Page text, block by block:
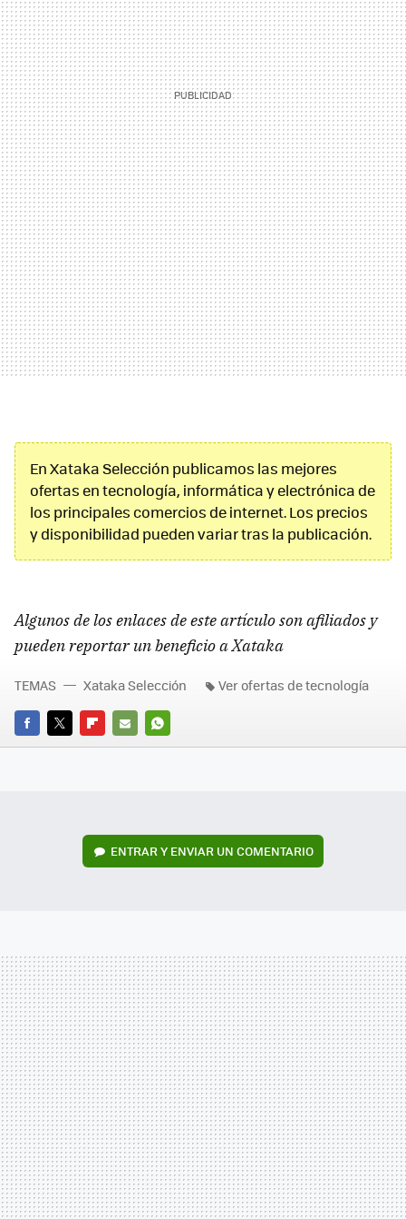
En Xataka Selección publicamos las mejores
ofertas en tecnología, informática y electrónica de
los principales comercios de internet. Los precios
y disponibilidad pueden variar tras la publicación.
Algunos de los enlaces de este artículo son afiliados y
pueden reportar un beneficio a Xataka
FACEBOOK
TWITTERFLIPBOARD
E-
WHATSAPP
TEMAS Xataka Selección Ver ofertas de tecnología
ENTRAR Y ENVIAR UN COMENTARIO